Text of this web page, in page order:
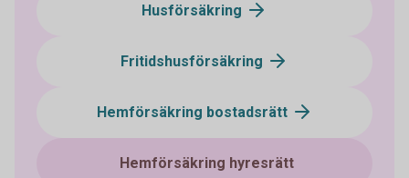
Husförsäkring
Fritidshusförsäkring
Hemförsäkring bostadsrätt
Hemförsäkring hyresrätt